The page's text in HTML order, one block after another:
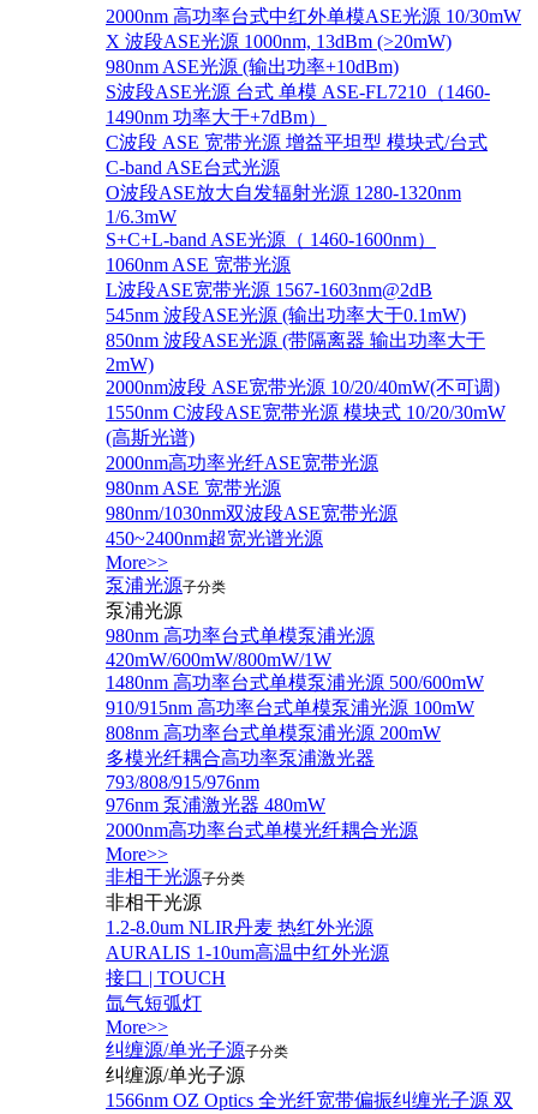
2000nm 高功率台式中红外单模ASE光源 10/30mW
X 波段ASE光源 1000nm, 13dBm (>20mW)
980nm ASE光源 (输出功率+10dBm)
S波段ASE光源 台式 单模 ASE-FL7210（1460-
1490nm 功率大于+7dBm）
C波段 ASE 宽带光源 增益平坦型 模块式/台式
C-band ASE台式光源
O波段ASE放大自发辐射光源 1280-1320nm
1/6.3mW
S+C+L-band ASE光源（ 1460-1600nm）
1060nm ASE 宽带光源
L波段ASE宽带光源 1567-1603nm@2dB
545nm 波段ASE光源 (输出功率大于0.1mW)
850nm 波段ASE光源 (带隔离器 输出功率大于
2mW)
2000nm波段 ASE宽带光源 10/20/40mW(不可调)
1550nm C波段ASE宽带光源 模块式 10/20/30mW
(高斯光谱)
2000nm高功率光纤ASE宽带光源
980nm ASE 宽带光源
980nm/1030nm双波段ASE宽带光源
450~2400nm超宽光谱光源
More>>
泵浦光源子分类
泵浦光源
980nm 高功率台式单模泵浦光源
420mW/600mW/800mW/1W
1480nm 高功率台式单模泵浦光源 500/600mW
910/915nm 高功率台式单模泵浦光源 100mW
808nm 高功率台式单模泵浦光源 200mW
多模光纤耦合高功率泵浦激光器
793/808/915/976nm
976nm 泵浦激光器 480mW
2000nm高功率台式单模光纤耦合光源
More>>
非相干光源子分类
非相干光源
1.2-8.0um NLIR丹麦 热红外光源
AURALIS 1-10um高温中红外光源
接口 | TOUCH
氙气短弧灯
More>>
纠缠源/单光子源子分类
纠缠源/单光子源
1566nm OZ Optics 全光纤宽带偏振纠缠光子源 双